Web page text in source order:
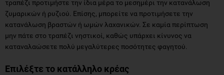
τραπέζι προτιμήστε την ίδια μέρα το μεσημέρι την κατανάλωση
ζυμαρικών ή ρυζιού. Επίσης, μπορείτε να προτιμήσετε την
κατανάλωση βραστών ή ωμών λαχανικών. Σε καμία περίπτωση
μην πάτε στο τραπέζι νηστικοί, καθώς υπάρχει κίνυνος να
καταναλαώσετε πολύ μεγαλύτερες ποσότητες φαγητού.
Επιλέξτε το κατάλληλο κρέας